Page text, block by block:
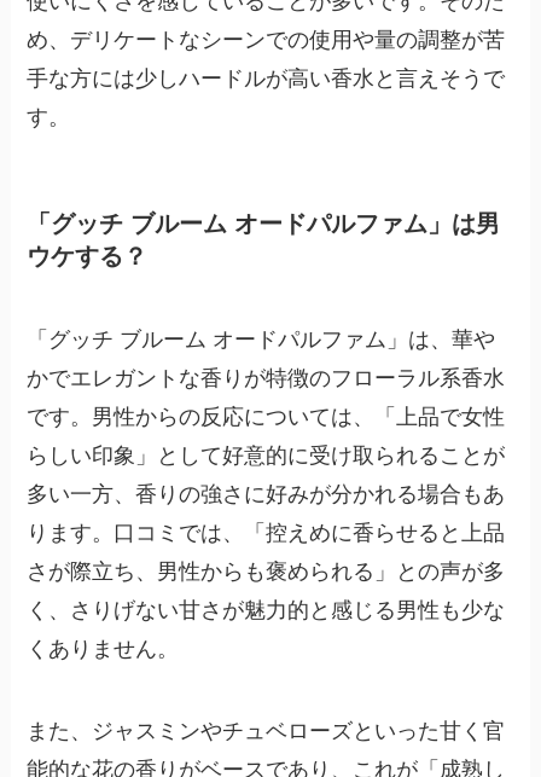
め、デリケートなシーンでの使用や量の調整が苦
手な方には少しハードルが高い香水と言えそうで
す。
「グッチ ブルーム オードパルファム」は男
ウケする？
「グッチ ブルーム オードパルファム」は、華や
かでエレガントな香りが特徴のフローラル系香水
です。男性からの反応については、「上品で女性
らしい印象」として好意的に受け取られることが
多い一方、香りの強さに好みが分かれる場合もあ
ります。口コミでは、「控えめに香らせると上品
さが際立ち、男性からも褒められる」との声が多
く、さりげない甘さが魅力的と感じる男性も少な
くありません。
また、ジャスミンやチュベローズといった甘く官
能的な花の香りがベースであり、これが「成熟し